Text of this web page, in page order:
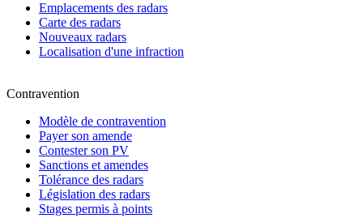
Emplacements des radars
Carte des radars
Nouveaux radars
Localisation d'une infraction
Contravention
Modèle de contravention
Payer son amende
Contester son PV
Sanctions et amendes
Tolérance des radars
Législation des radars
Stages permis à points